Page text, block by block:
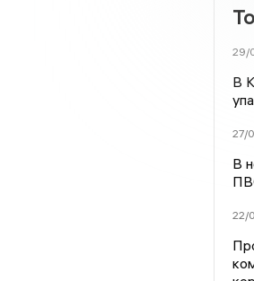
29/
В
27/
В
22/